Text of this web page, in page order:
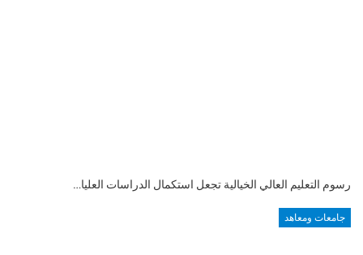
رسوم التعليم العالي الخيالية تجعل استكمال الدراسات العليا…
جامعات ومعاهد